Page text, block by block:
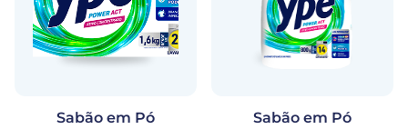
Sabão em Pó
Sabão em Pó